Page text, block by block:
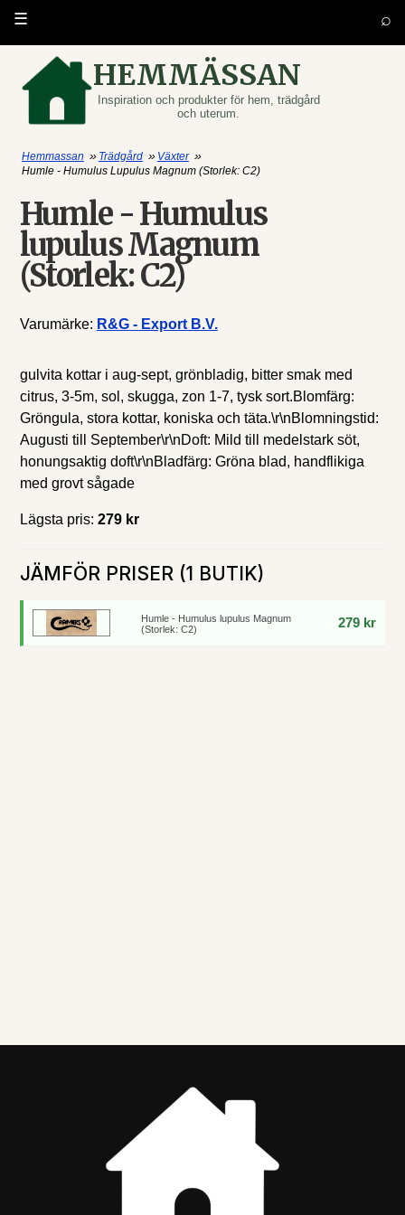
HEMMÄSSAN
Inspiration och produkter för hem, trädgård
och uterum.
☰ ⌕
Hemmassan » Trädgård » Växter »
Humle - Humulus Lupulus Magnum (Storlek: C2)
Humle - Humulus
lupulus Magnum
(Storlek: C2)
Varumärke: R&G - Export B.V.
gulvita kottar i aug-sept, grönbladig, bitter smak med
citrus, 3-5m, sol, skugga, zon 1-7, tysk sort.Blomfärg:
Gröngula, stora kottar, koniska och täta.\r\nBlomningstid:
Augusti till September\r\nDoft: Mild till medelstark söt,
honungsaktig doft\r\nBladfärg: Gröna blad, handflikiga
med grovt sågade
Lägsta pris: 279 kr
JÄMFÖR PRISER (1 BUTIK)
Humle - Humulus lupulus Magnum
(Storlek: C2)
279 kr